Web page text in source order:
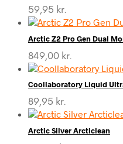
59,95 kr.
Arctic Z2 Pro Gen Dual
849,00 kr.
Coollaboratory Liquid
89,95 kr.
Arctic Silver Arcticlean